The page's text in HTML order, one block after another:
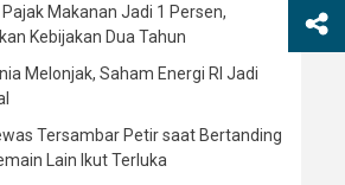
Makanan Jadi 1 Persen,
Kebijakan Dua Tahun
Melonjak, Saham Energi RI Jadi
Tersambar Petir saat Bertanding
Lain Ikut Terluka